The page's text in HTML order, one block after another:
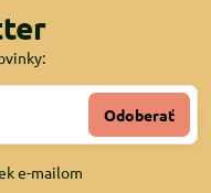
Odoberať
e-mailom